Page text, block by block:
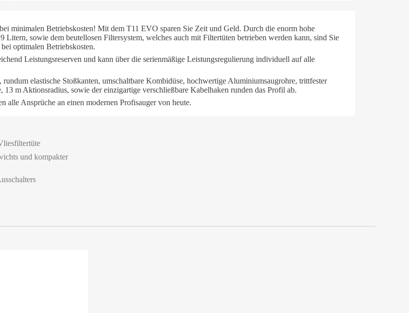
minimalen Betriebskosten! Mit dem T11 EVO sparen Sie Zeit und Geld. Durch die enorm hohe
Litern, sowie dem beutellosen Filtersystem, welches auch mit Filtertüten betrieben werden kann, sind Sie
optimalen Betriebskosten.
Leistungsreserven und kann über die serienmäßige Leistungsregulierung individuell auf alle
elastische Stoßkanten, umschaltbare Kombidüse, hochwertige Aluminiumsaugrohre, trittfester
m Aktionsradius, sowie der einzigartige verschließbare Kabelhaken runden das Profil ab.
Ansprüche an einen modernen Profisauger von heute.
und kompakter